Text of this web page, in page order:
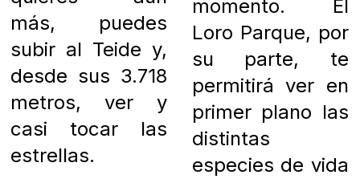
más, puedes
subir al Teide y,
desde sus 3.718
metros, ver y
casi tocar las
estrellas.
momento. El
Loro Parque, por
su parte, te
permitirá ver en
primer plano las
distintas
especies de vida